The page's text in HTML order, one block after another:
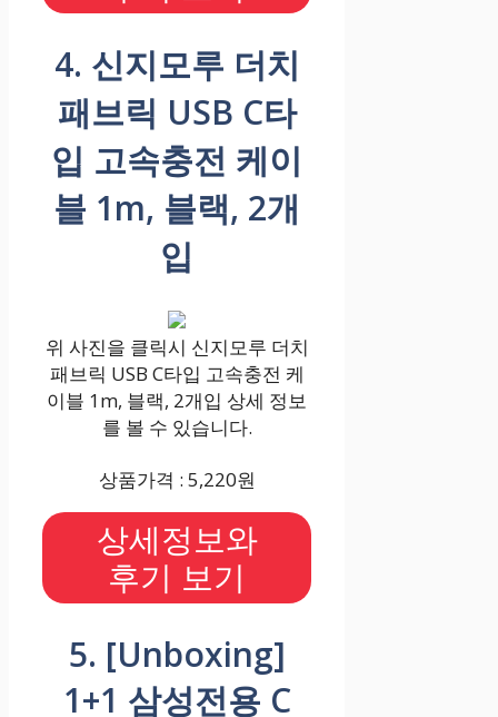
4. 신지모루 더치
패브릭 USB C타
입 고속충전 케이
블 1m, 블랙, 2개
입
위 사진을 클릭시 신지모루 더치
패브릭 USB C타입 고속충전 케
이블 1m, 블랙, 2개입 상세 정보
를 볼 수 있습니다.
상품가격 : 5,220원
상세정보와
후기 보기
5. [Unboxing]
1+1 삼성전용 C